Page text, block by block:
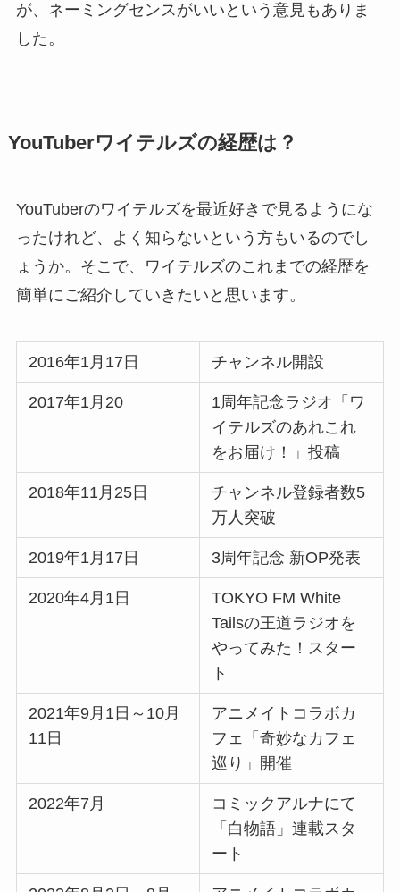
が、ネーミングセンスがいいという意見もありま
した。
YouTuberワイテルズの経歴は？
YouTuberのワイテルズを最近好きで見るようにな
ったけれど、よく知らないという方もいるのでし
ょうか。そこで、ワイテルズのこれまでの経歴を
簡単にご紹介していきたいと思います。
2016年1月17日 チャンネル開設
2017年1月20
1周年記念ラジオ「ワ
イテルズのあれこれ
をお届け！」投稿
2018年11月25日
チャンネル登録者数5
万人突破
2019年1月17日 3周年記念 新OP発表
2020年4月1日
TOKYO FM White
Tailsの王道ラジオを
やってみた！スター
ト
2021年9月1日～10月
11日
アニメイトコラボカ
フェ「奇妙なカフェ
巡り」開催
2022年7月
コミックアルナにて
「白物語」連載スタ
ート